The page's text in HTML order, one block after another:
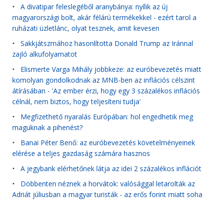
• A divatipar feleslegéből aranybánya: nyílik az új
magyarországi bolt, akár félárú termékekkel - ezért tarol a
ruházati üzletlánc, olyat tesznek, amit kevesen
• Sakkjátszmához hasonlította Donald Trump az Iránnal
zajló alkufolyamatot
• Elismerte Varga Mihály jobbkeze: az euróbevezetés miatt
komolyan gondolkodnak az MNB-ben az inflációs célszint
átírásában - 'Az ember érzi, hogy egy 3 százalékos inflációs
célnál, nem biztos, hogy teljesíteni tudja'
• Megfizethető nyaralás Európában: hol engedhetik meg
maguknak a pihenést?
• Banai Péter Benő: az euróbevezetés követelményeinek
elérése a teljes gazdaság számára hasznos
• A jegybank elérhetőnek látja az idei 2 százalékos inflációt
• Döbbenten néznek a horvátok: valósággal letarolták az
Adriát júliusban a magyar turisták - az erős forint miatt soha